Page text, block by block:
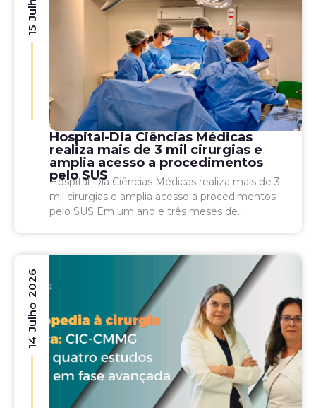
Hospital-Dia Ciências Médicas
realiza mais de 3 mil cirurgias e
amplia acesso a procedimentos
pelo SUS
Hospital-Dia Ciências Médicas realiza mais de 3
mil cirurgias e amplia acesso a procedimentos
pelo SUS Em um ano e três meses de
14 Julho 2026